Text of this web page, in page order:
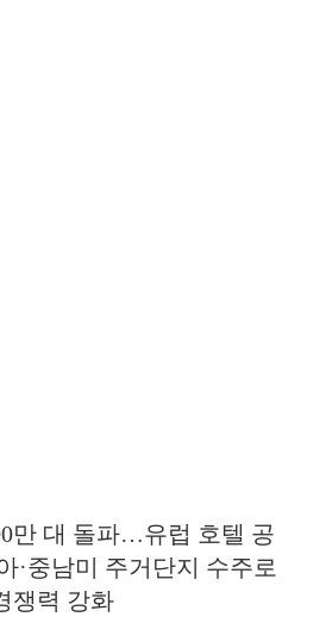
만 대 돌파…유럽 호텔 공
·중남미 주거단지 수주로
쟁력 강화